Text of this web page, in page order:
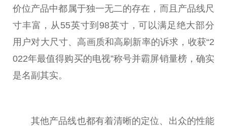
价位产品中都属于独一无二的存在，而且产品线尺
寸丰富，从55英寸到98英寸，可以满足绝大部分
用户对大尺寸、高画质和高刷新率的诉求，收获“2
022年最值得购买的电视”称号并霸屏销量榜，确实
是名副其实。
其他产品线也都有着清晰的定位、出众的性能